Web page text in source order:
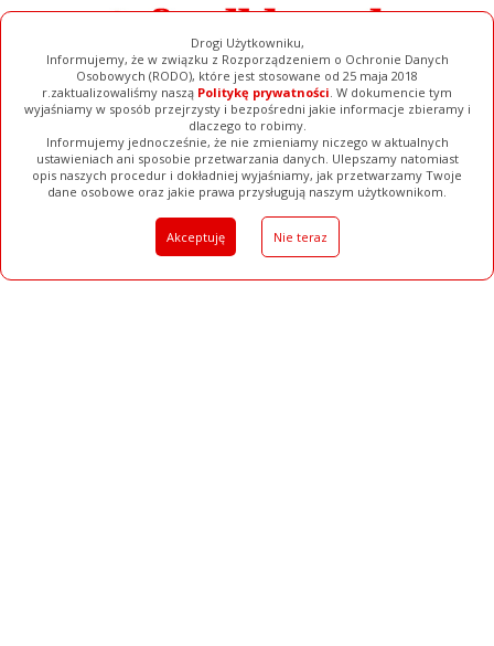
Drogi Użytkowniku,
Informujemy, że w związku z Rozporządzeniem o Ochronie Danych
Osobowych (RODO), które jest stosowane od 25 maja 2018
r.zaktualizowaliśmy naszą Politykę prywatności. W dokumencie tym
wyjaśniamy w sposób przejrzysty i bezpośredni jakie informacje zbieramy i
dlaczego to robimy.
Informujemy jednocześnie, że nie zmieniamy niczego w aktualnych
ustawieniach ani sposobie przetwarzania danych. Ulepszamy natomiast
opis naszych procedur i dokładniej wyjaśniamy, jak przetwarzamy Twoje
dane osobowe oraz jakie prawa przysługują naszym użytkownikom.
Akceptuję Nie teraz
Ogłoszenia Filmy Galerie Baza Firm Pełna Wersja